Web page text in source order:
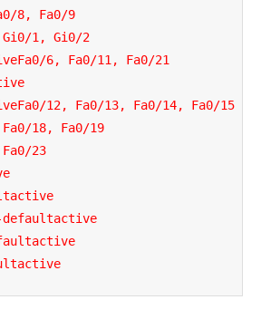
8, Fa0/9
Gi0/1, Gi0/2
6, Fa0/11, Fa0/21
12, Fa0/13, Fa0/14, Fa0/15
18, Fa0/19
23
defaultactive